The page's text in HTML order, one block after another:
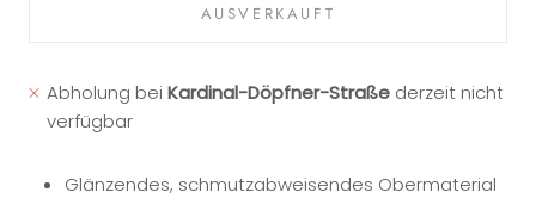
AUSVERKAUFT
Abholung beiKardinal-Döpfner-Straße derzeit nicht
verfügbar
Glänzendes, schmutzabweisendes Obermaterial